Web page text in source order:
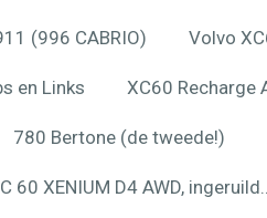
(996 CABRIO) Volvo
en Links XC60 Recharge
780 Bertone (de tweede!)
60 XENIUM D4 AWD, ingeruild...